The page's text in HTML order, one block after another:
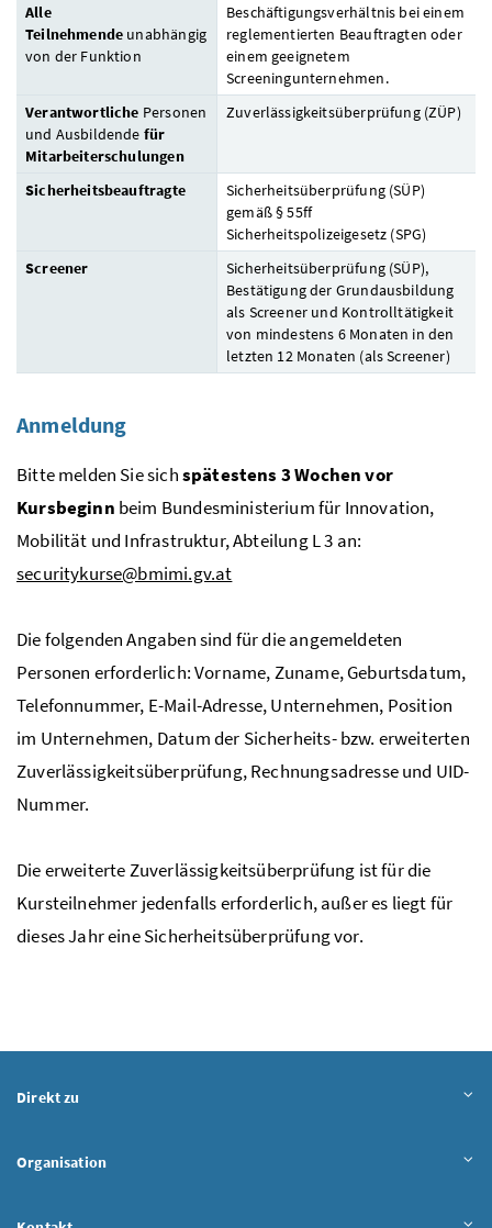
Alle
Teilnehmende unabhängig
von der Funktion
Beschäftigungsverhältnis bei einem
reglementierten Beauftragten oder
einem geeignetem
Screeningunternehmen.
Verantwortliche Personen
und Ausbildende für
Mitarbeiterschulungen
Zuverlässigkeitsüberprüfung (ZÜP)
Sicherheitsbeauftragte
Sicherheitsüberprüfung (SÜP)
gemäß § 55ff
Sicherheitspolizeigesetz (SPG)
Screener
Sicherheitsüberprüfung (SÜP),
Bestätigung der Grundausbildung
als Screener und Kontrolltätigkeit
von mindestens 6 Monaten in den
letzten 12 Monaten (alsScreener)
Anmeldung
Bitte melden Sie sichspätestens 3 Wochen vor
Kursbeginn beim Bundesministerium für Innovation,
Mobilität und Infrastruktur, Abteilung L 3 an:
securitykurse@bmimi.gv.at
Die folgenden Angaben sind für die angemeldeten
Personen erforderlich: Vorname, Zuname, Geburtsdatum,
Telefonnummer, E-Mail-Adresse, Unternehmen, Position
im Unternehmen, Datum der Sicherheits-bzw. erweiterten
Zuverlässigkeitsüberprüfung, Rechnungsadresse und UID-
Nummer.
Die erweiterte Zuverlässigkeitsüberprüfung ist für die
Kursteilnehmer jedenfalls erforderlich, außer es liegt für
dieses Jahr eine Sicherheitsüberprüfung vor.
Direkt zu
Organisation